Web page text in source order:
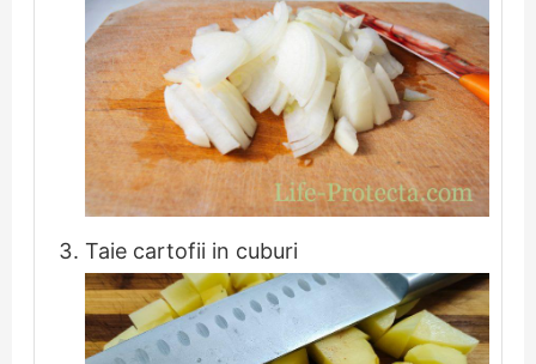
Taie cartofii in cuburi